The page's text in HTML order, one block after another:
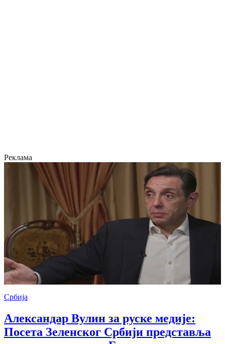
Реклама
Србија
Александар Вулин за руске медије:
Посета Зеленског Србији представља